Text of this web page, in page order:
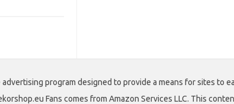
program designed to provide a means for sites to
Fans comes from Amazon Services LLC. This